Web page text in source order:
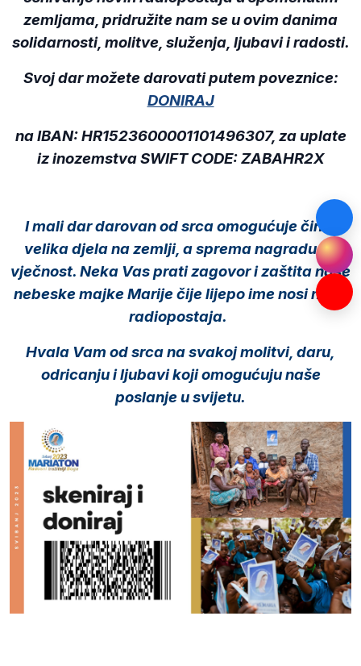
zemljama, pridružite nam se u ovim danima
solidarnosti, molitve, služenja, ljubavi i radosti.
Svoj dar možete darovati putem poveznice:
DONIRAJ
na IBAN: HR1523600001101496307, za uplate
iz inozemstvaSWIFT CODE: ZABAHR2X
I mali dar darovan od srca omogućuje činiti
velika djela na zemlji, a sprema nagradu za
vječnost. Neka Vas prati zagovor i zaštita naše
nebeske majke Marije čije lijepo ime nosi naša
radiopostaja.
Hvala Vam od srca na svakoj molitvi, daru,
odricanju i ljubavi koji omogućuju naše
poslanje u svijetu.